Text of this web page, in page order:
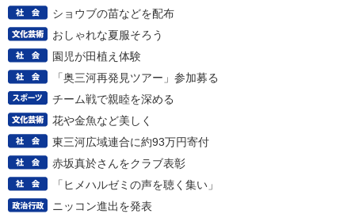
ショウブの苗などを配布
おしゃれな夏服そろう
園児が田植え体験
「奥三河再発見ツアー」参加募る
チーム戦で親睦を深める
花や金魚など美しく
東三河広域連合に約93万円寄付
赤坂真於さんをクラブ表彰
「ヒメハルゼミの声を聴く集い」
ニッコン進出を発表